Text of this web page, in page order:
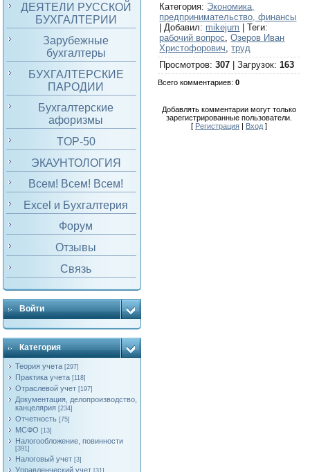
ДЕЯТЕЛИ РУССКОЙ
БУХГАЛТЕРИИ
Зарубежные
бухгалтеры
БУХГАЛТЕРСКИЕ
ПАРОДИИ
Бухгалтерские
афоризмы
TOP-50
ЭКАУНТОЛОГИЯ
Всем! Всем! Всем!
Excel и Бухгалтерия
Форум
Отзывы
Связь
Войти
Категория
Теория учета [297]
Практика учета [118]
Отраслевой учет [197]
Документация, делопроизводство,
канцелярия [234]
Отчетность [75]
МСФО [13]
Налогообложение, повинности
[391]
Налоговый учет [3]
Управленческий учет [31]
Категория: Экономика,
предпринимательство, финансы
|Добавил: mikejum |Теги:
рабочий вопрос,Озеров Иван
Христофорович,труд
Просмотров:307 |Загрузок:163
Всего комментариев:0
Добавлять комментарии могут только
зарегистрированные пользователи.
[ Регистрация| Вход]